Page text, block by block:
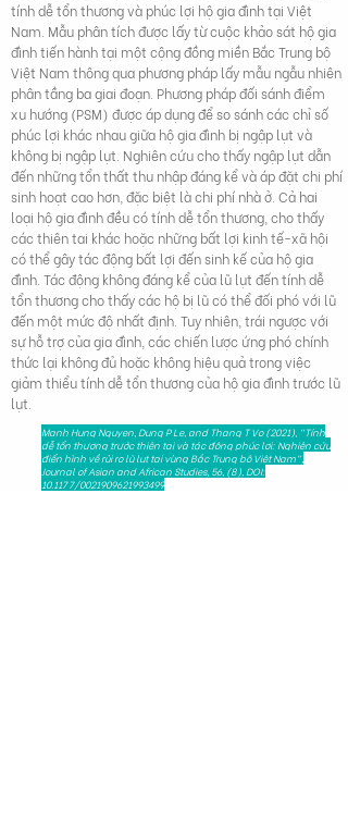
tính dễ tổn thương và phúc lợi hộ gia đình tại Việt
Nam. Mẫu phân tích được lấy từ cuộc khảo sát hộ gia
đình tiến hành tại một cộng đồng miền Bắc Trung bộ
Việt Nam thông qua phương pháp lấy mẫu ngẫu nhiên
phân tầng ba giai đoạn. Phương pháp đối sánh điểm
xu hướng (PSM) được áp dụng để so sánh các chỉ số
phúc lợi khác nhau giữa hộ gia đình bị ngập lụt và
không bị ngập lụt. Nghiên cứu cho thấy ngập lụt dẫn
đến những tổn thất thu nhập đáng kể và áp đặt chi phí
sinh hoạt cao hơn, đặc biệt là chi phí nhà ở. Cả hai
loại hộ gia đình đều có tính dễ tổn thương, cho thấy
các thiên tai khác hoặc những bất lợi kinh tế-xã hội
có thể gây tác động bất lợi đến sinh kế của hộ gia
đình. Tác động không đáng kể của lũ lụt đến tính dễ
tổn thương cho thấy các hộ bị lũ có thể đối phó với lũ
đến một mức độ nhất định. Tuy nhiên, trái ngược với
sự hỗ trợ của gia đình, các chiến lược ứng phó chính
thức lại không đủ hoặc không hiệu quả trong việc
giảm thiểu tính dễ tổn thương của hộ gia đình trước lũ
lụt.
Manh Hung Nguyen, Dung P Le, and Thang T Vo (2021), "Tính
dễ tổn thương trước thiên tai và tác động phúc lợi: Nghiên cứu
điển hình về rủi ro lũ lụt tại vùng Bắc Trung bộ Việt Nam",
Journal of Asian and African Studies, 56, (8), DOI:
10.1177/0021909621993499